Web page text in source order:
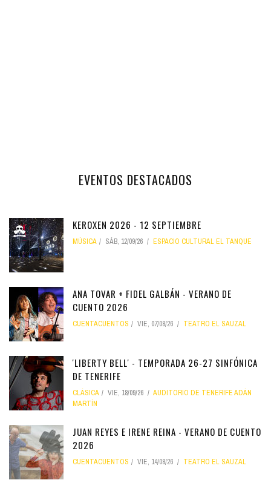
EVENTOS DESTACADOS
KEROXEN 2026 - 12 SEPTIEMBRE
MÚSICA SÁB, 12/09/26 ESPACIO CULTURAL EL TANQUE
ANA TOVAR + FIDEL GALBÁN - VERANO DE
CUENTO 2026
CUENTACUENTOS VIE, 07/08/26 TEATRO EL SAUZAL
'LIBERTY BELL' - TEMPORADA 26-27 SINFÓNICA
DE TENERIFE
CLÁSICA VIE, 18/09/26
AUDITORIO DE TENERIFE ADÁN
MARTÍN
JUAN REYES E IRENE REINA - VERANO DE CUENTO
2026
CUENTACUENTOS VIE, 14/08/26 TEATRO EL SAUZAL